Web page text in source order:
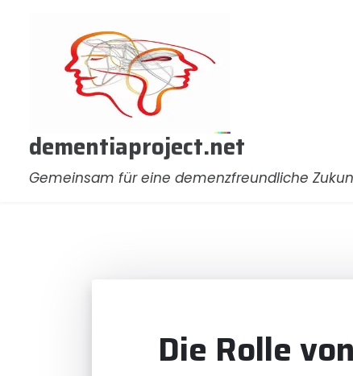
dementiaproject.net
Gemeinsam für eine demenzfreundliche
Die Rolle